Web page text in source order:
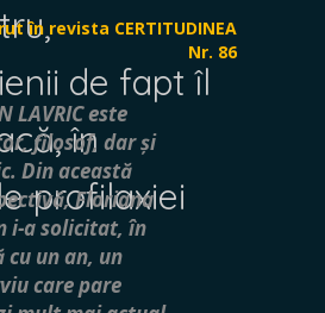
de fapt îl
în
profilaxiei
în revista CERTITUDINEA
Nr. 86
LAVRIC este
filosof, dar și
Din această
Floriana
i-a solicitat, în
cu un an, un
care pare